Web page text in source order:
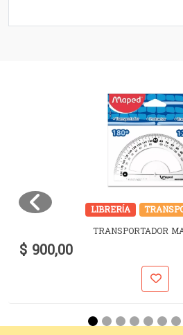
LIBRERÍA
TRANSPORTADOR
$ 900,00